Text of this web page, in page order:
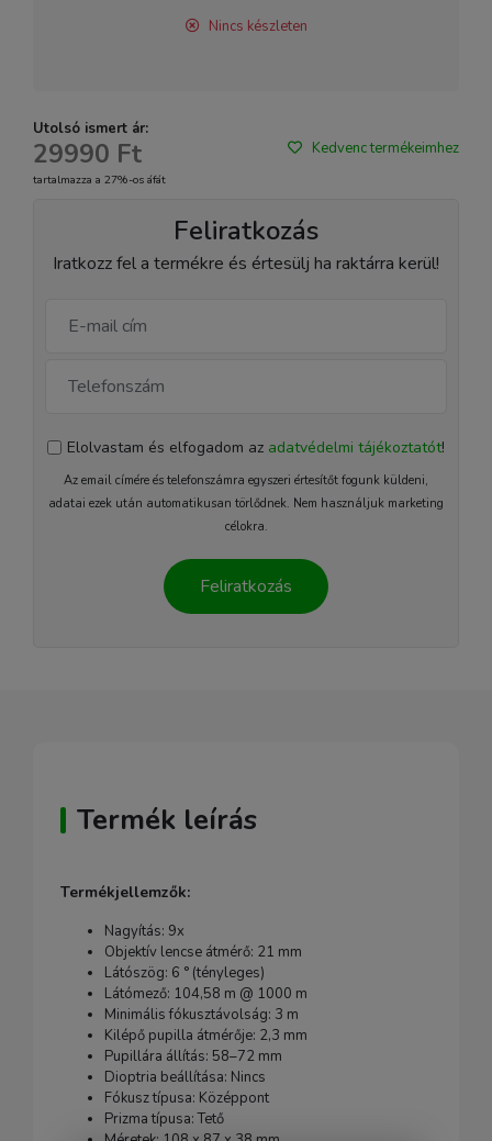
Nincs készleten
Utolsó ismert ár:
29990 Ft
tartalmazza a 27%-os áfát
Kedvenc termékeimhez
Feliratkozás
Iratkozz fel a termékre és értesülj ha raktárra kerül!
Elolvastam és elfogadom az adatvédelmi tájékoztatót!
Az email címére és telefonszámra egyszeri értesítőt fogunk küldeni,
adatai ezek után automatikusan törlődnek. Nem használjuk marketing
célokra.
Feliratkozás
Termék leírás
Termékjellemzők:
Nagyítás: 9x
Objektív lencse átmérő: 21 mm
Látószög: 6 ° (tényleges)
Látómező: 104,58 m @ 1000 m
Minimális fókusztávolság: 3 m
Kilépő pupilla átmérője: 2,3 mm
Pupillára állítás: 58–72 mm
Dioptria beállítása: Nincs
Fókusz típusa: Középpont
Prizma típusa: Tető